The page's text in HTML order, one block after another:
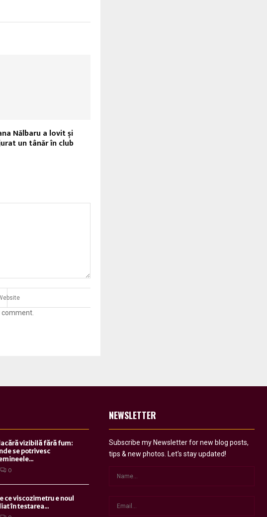
Nălbaru a lovit și
un tânăr în club
comment.
vizibilă fără fum:
se potrivesc
0
ce viscozimetru e noul
în testarea...
NEWSLETTER
Subscribe my Newsletter for new blog posts,
tips & new photos. Let's stay updated!